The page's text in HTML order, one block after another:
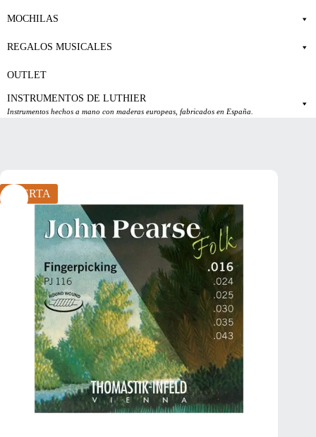
MOCHILAS
REGALOS MUSICALES
OUTLET
INSTRUMENTOS DE LUTHIER
Instrumentos hechos a mano con maderas europeas, fabricados en España.
OFERTA